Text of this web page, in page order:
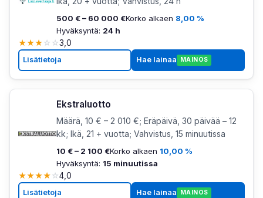
500 € – 60 000 €Korko alkaen 8,00 %
Hyväksyntä: 24 h
★★★☆ ☆3,0
Lisätietoja Hae lainaa MAINOS
Ekstraluotto
Määrä, 10 € – 2 010 €; Eräpäivä, 30 päivää – 12
kk; Ikä, 21 + vuotta; Vahvistus, 15 minuutissa
10 € – 2 100 €Korko alkaen 10,00 %
Hyväksyntä: 15 minuutissa
★★★★☆4,0
Lisätietoja Hae lainaa MAINOS